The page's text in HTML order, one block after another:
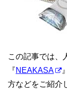
この記事では、
『NEAKASA
方などをご紹介